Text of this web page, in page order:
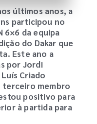
últimos anos, a
participou no
6×6 da equipa
do Dakar que
Este ano a
por Jordi
Criado
terceiro membro
positivo para
à partida para